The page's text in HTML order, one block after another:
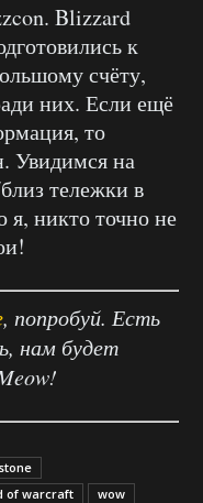
Blizzard
к
счёту,
них. Если ещё
то
Увидимся на
тележки в
я, никто точно не
, попробуй. Есть
нам будет
of warcraft
wow